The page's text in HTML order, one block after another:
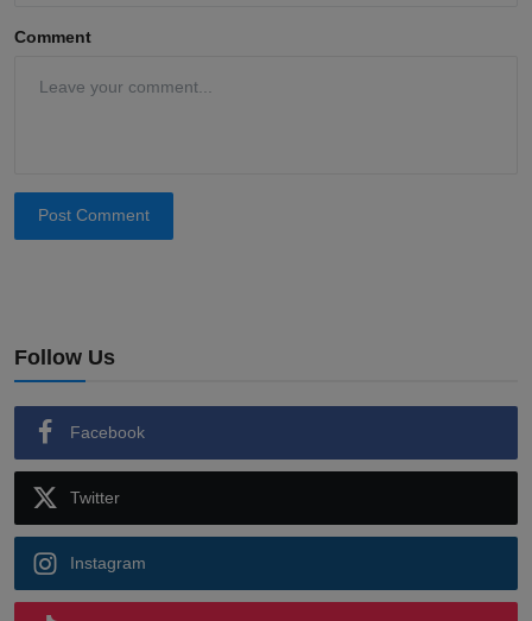
Comment
Post Comment
Follow Us
Facebook
Twitter
Instagram